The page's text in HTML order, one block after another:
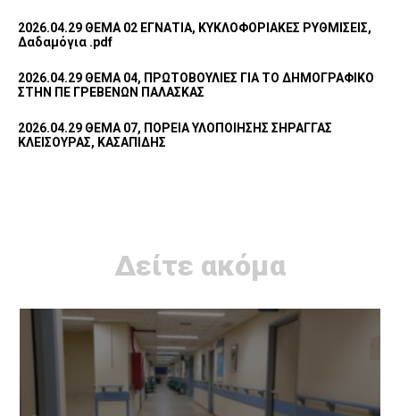
2026.04.29 ΘΕΜΑ 02 ΕΓΝΑΤΙΑ, ΚΥΚΛΟΦΟΡΙΑΚΕΣ ΡΥΘΜΙΣΕΙΣ,
Δαδαμόγια .pdf
2026.04.29 ΘΕΜΑ 04, ΠΡΩΤΟΒΟΥΛΙΕΣ ΓΙΑ ΤΟ ΔΗΜΟΓΡΑΦΙΚΟ
ΣΤΗΝ ΠΕ ΓΡΕΒΕΝΩΝ ΠΑΛΑΣΚΑΣ
2026.04.29 ΘΕΜΑ 07, ΠΟΡΕΙΑ ΥΛΟΠΟΙΗΣΗΣ ΣΗΡΑΓΓΑΣ
ΚΛΕΙΣΟΥΡΑΣ, ΚΑΣΑΠΙΔΗΣ
Δείτε ακόμα